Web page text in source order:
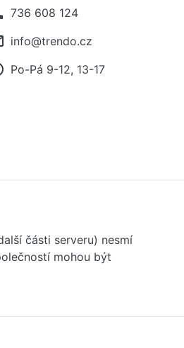
736 608 124
info@trendo.cz
Po-Pá 9-12, 13-17
části serveru) nesmí
mohou být